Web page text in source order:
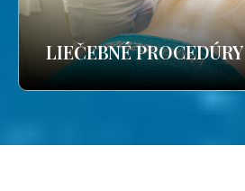
LIEČEBNÉ PROCEDÚRY